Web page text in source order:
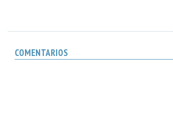
COMENTARIOS